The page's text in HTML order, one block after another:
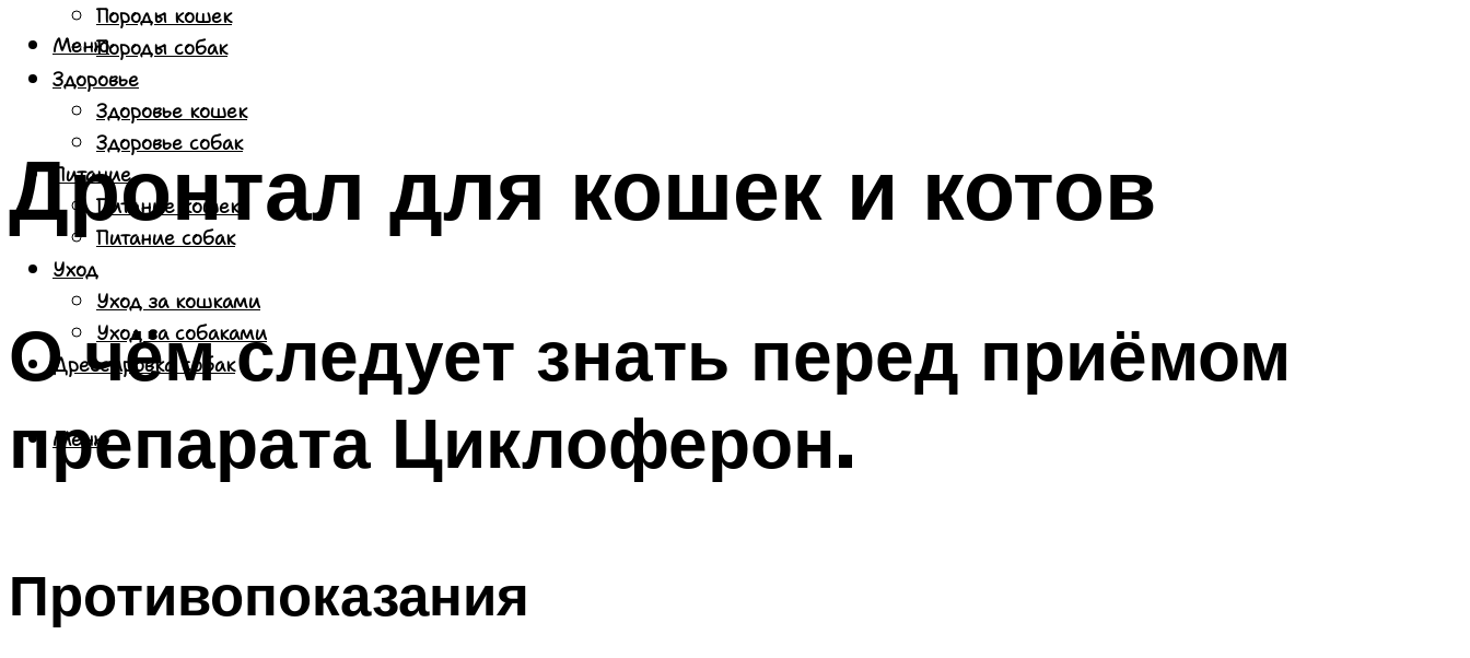
Породы кошек
Породы собак
Здоровье
Здоровье кошек
Здоровье собак
Питание
Питание кошек
Питание собак
Уход
Уход за кошками
Уход за собаками
Дрессировка собак
Меню
Меню
Дронтал для кошек и котов
О чём следует знать перед приёмом
препарата Циклоферон.
Противопоказания